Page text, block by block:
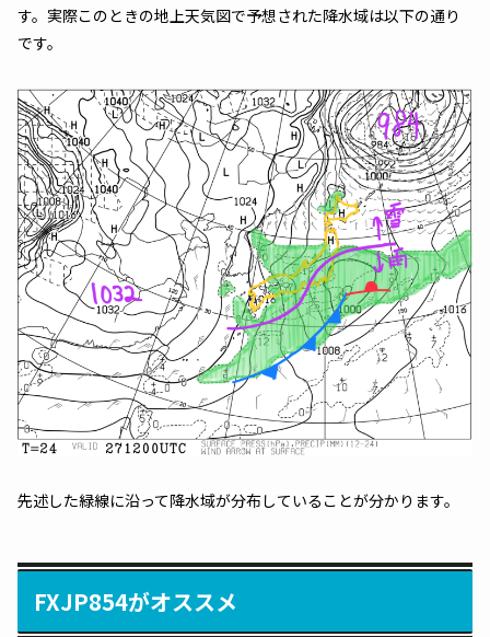
す。実際このときの地上天気図で予想された降水域は以下の通り
です。
先述した緑線に沿って降水域が分布していることが分かります。
FXJP854がオススメ